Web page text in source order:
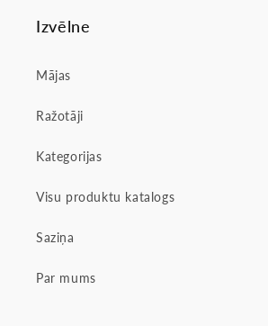
Izvēlne
Mājas
Ražotāji
Kategorijas
Visu produktu katalogs
Saziņa
Par mums